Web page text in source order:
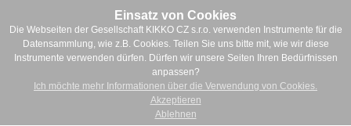
Einsatz von Cookies
Die Webseiten der Gesellschaft KIKKO CZ s.r.o. verwenden Instrumente für die
Datensammlung, wie z.B. Cookies. Teilen Sie uns bitte mit, wie wir diese
Instrumente verwenden dürfen. Dürfen wir unsere Seiten Ihren Bedürfnissen
anpassen?
Ich möchte mehr Informationen über die Verwendung von Cookies.
Akzeptieren
Ablehnen